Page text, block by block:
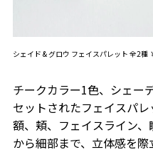
シェイド & グロウ フェイスパレット 全2種
チークカラー1色、シェー
セットされたフェイスパレ
額、頬、フェイスライン
から細部まで、立体感を